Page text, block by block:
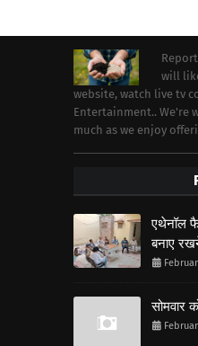
will
website, watch live tv
Entertainment.. We're
much as we enjoy
एथेनॉल
बनाए
सोमवार